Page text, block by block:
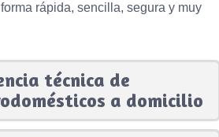
rápida, sencilla, segura y muy
técnica de
a domicilio